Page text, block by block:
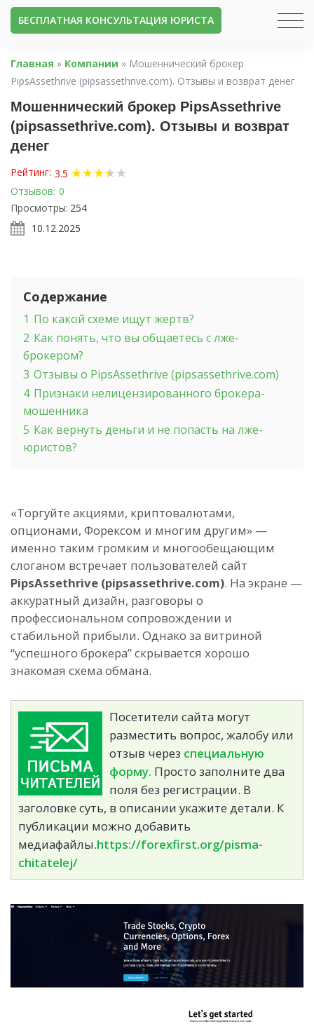
БЕСПЛАТНАЯ КОНСУЛЬТАЦИЯ ЮРИСТА
Главная » Компании » Мошеннический брокер
PipsAssethrive (pipsassethrive.com). Отзывы и возврат денег
Мошеннический брокер PipsAssethrive
(pipsassethrive.com). Отзывы и возврат
денег
Рейтинг: 3.5 ★★★★
★★
Отзывов: 0
Просмотры: 254
10.12.2025
Содержание
1 По какой схеме ищут жертв?
2 Как понять, что вы общаетесь с лже-
брокером?
3 Отзывы о PipsAssethrive (pipsassethrive.com)
4 Признаки нелицензированного брокера-
мошенника
5 Как вернуть деньги и не попасть на лже-
юристов?
«Торгуйте акциями, криптовалютами,
опционами, Форексом и многим другим» —
именно таким громким и многообещающим
слоганом встречает пользователей сайт
PipsAssethrive (pipsassethrive.com). На экране —
аккуратный дизайн, разговоры о
профессиональном сопровождении и
стабильной прибыли. Однако за витриной
“успешного брокера” скрывается хорошо
знакомая схема обмана.
Посетители сайта могут
разместить вопрос, жалобу или
отзыв через специальную
форму. Просто заполните два
поля без регистрации. В
заголовке суть, в описании укажите детали. К
публикации можно добавить
медиафайлы.https://forexfirst.org/pisma-
chitatelej/